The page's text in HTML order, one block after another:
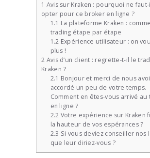
1 Avis sur Kraken : pourquoi ne
opter pour ce broker en ligne ?
1.1 La plateforme Kraken :
trading étape par étape
1.2 Expérience utilisateur : on
plus !
2 Avis d’un client : regrette-t-il le
Kraken ?
2.1 Bonjour et merci de nous
accordé un peu de votre temps.
Comment en êtes-vous arrivé au
en ligne ?
2.2 Votre expérience sur Kraken
la hauteur de vos espérances ?
2.3 Si vous deviez conseiller nos
que leur diriez-vous ?